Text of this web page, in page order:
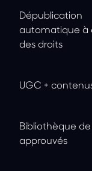
Dépublication
automatique à
des droits
UGC +
Bibliothèque
approuvés